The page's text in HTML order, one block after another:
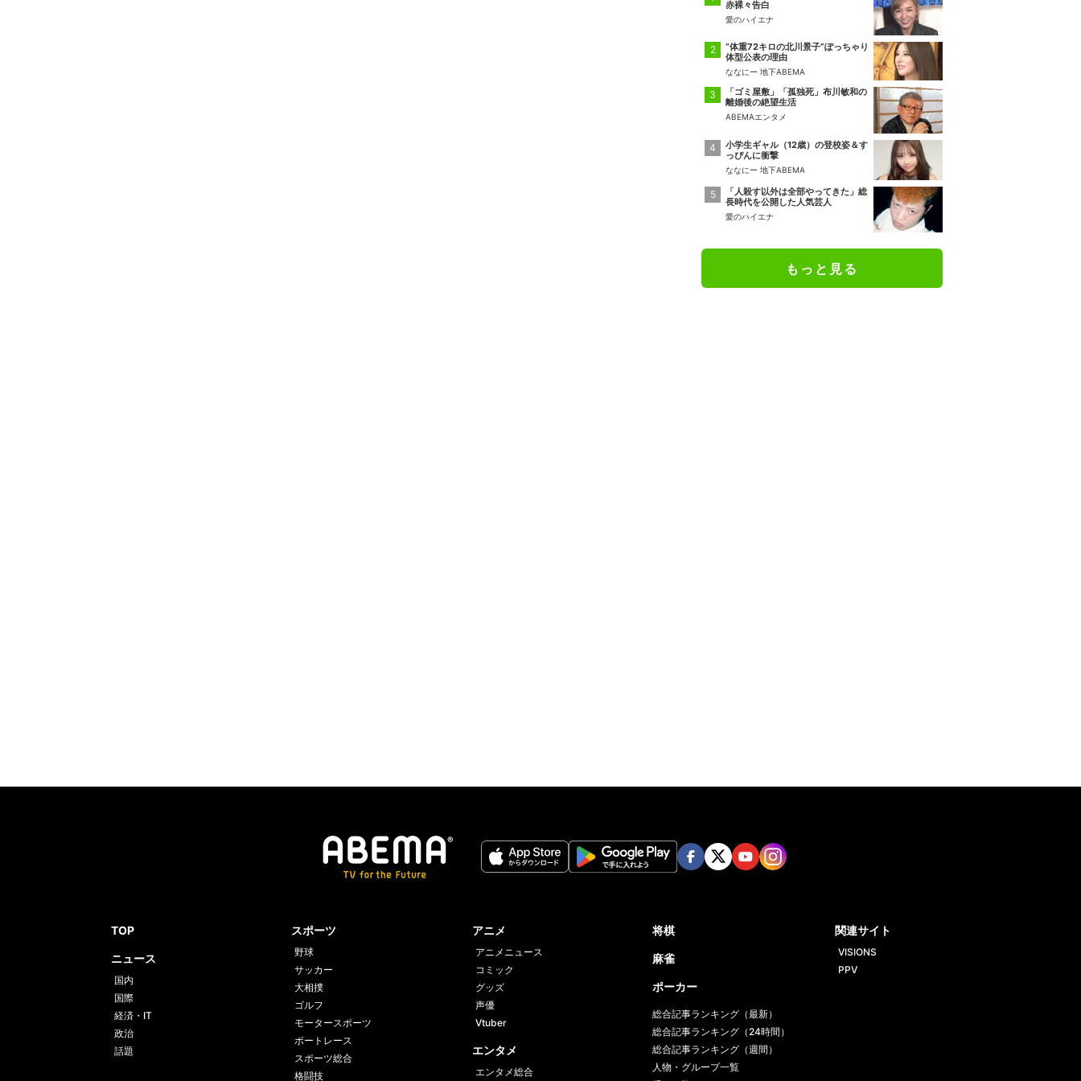
赤裸々告白
愛のハイエナ
“体重72キロの北川景子”ぽっちゃり
体型公表の理由
ななにー 地下ABEMA
「ゴミ屋敷」「孤独死」布川敏和の
離婚後の絶望生活
ABEMAエンタメ
小学生ギャル（12歳）の登校姿＆す
っぴんに衝撃
ななにー 地下ABEMA
「人殺す以外は全部やってきた」総
長時代を公開した人気芸人
愛のハイエナ
もっと見る
TOP
ニュース
国内
国際
経済・IT
政治
話題
スポーツ
野球
サッカー
大相撲
ゴルフ
モータースポーツ
ボートレース
スポーツ総合
格闘技
アニメ
アニメニュース
コミック
グッズ
声優
Vtuber
エンタメ
エンタメ総合
将棋
麻雀
ポーカー
総合記事ランキング（最新）
総合記事ランキング（24時間）
総合記事ランキング（週間）
人物・グループ一覧
関連サイト
VISIONS
PPV